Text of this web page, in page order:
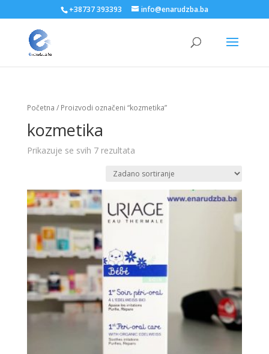
+38737 393393 info@enarudzba.ba
Početna / Proizvodi označeni “kozmetika”
kozmetika
Prikazuje se svih 7 rezultata